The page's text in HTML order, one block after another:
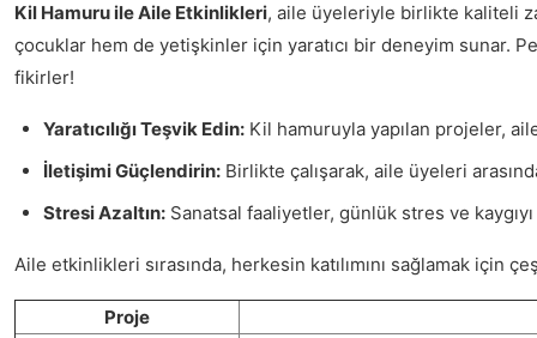
Kil Hamuru ile Aile Etkinlikleri, aile üyeleriyle birlikte kaliteli
çocuklar hem de yetişkinler için yaratıcı bir deneyim sunar.
fikirler!
Yaratıcılığı Teşvik Edin: Kil hamuruyla yapılan projeler,
İletişimi Güçlendirin: Birlikte çalışarak, aile üyeleri
Stresi Azaltın: Sanatsal faaliyetler, günlük stres ve
Aile etkinlikleri sırasında, herkesin katılımını sağlamak için
Proje